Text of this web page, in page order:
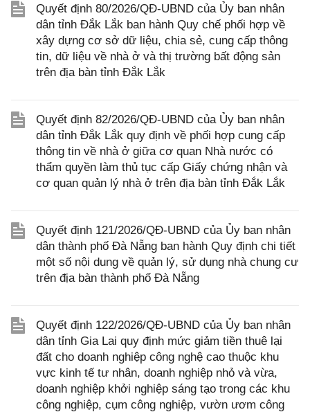
Quyết định 80/2026/QĐ-UBND của Ủy ban nhân
dân tỉnh Đắk Lắk ban hành Quy chế phối hợp về
xây dựng cơ sở dữ liệu, chia sẻ, cung cấp thông
tin, dữ liệu về nhà ở và thị trường bất động sản
trên địa bàn tỉnh Đắk Lắk
Quyết định 82/2026/QĐ-UBND của Ủy ban nhân
dân tỉnh Đắk Lắk quy định về phối hợp cung cấp
thông tin về nhà ở giữa cơ quan Nhà nước có
thẩm quyền làm thủ tục cấp Giấy chứng nhận và
cơ quan quản lý nhà ở trên địa bàn tỉnh Đắk Lắk
Quyết định 121/2026/QĐ-UBND của Ủy ban nhân
dân thành phố Đà Nẵng ban hành Quy định chi tiết
một số nội dung về quản lý, sử dụng nhà chung cư
trên địa bàn thành phố Đà Nẵng
Quyết định 122/2026/QĐ-UBND của Ủy ban nhân
dân tỉnh Gia Lai quy định mức giảm tiền thuê lại
đất cho doanh nghiệp công nghệ cao thuộc khu
vực kinh tế tư nhân, doanh nghiệp nhỏ và vừa,
doanh nghiệp khởi nghiệp sáng tạo trong các khu
công nghiệp, cụm công nghiệp, vườn ươm công